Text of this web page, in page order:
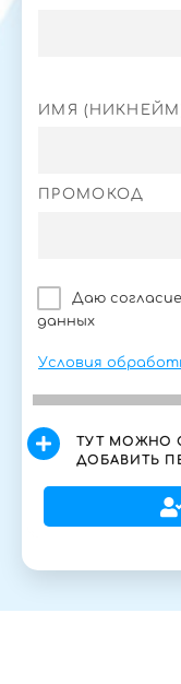
ИМЯ
ПРОМОКОД
Даю
данных
Условия
ТУТ МОЖНО
ДОБАВИТЬ